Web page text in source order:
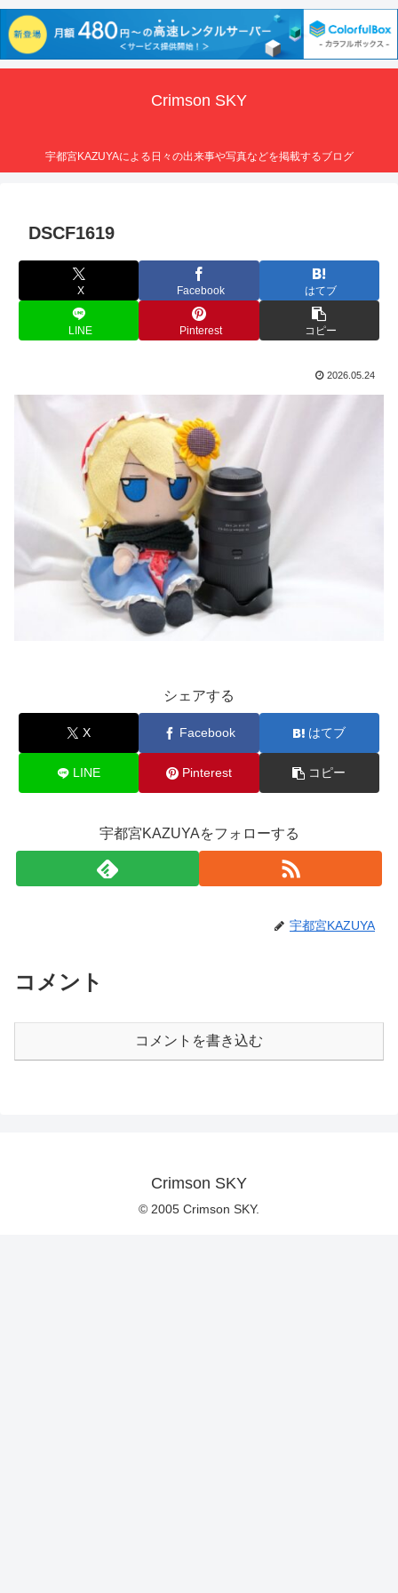
Crimson SKY
宇都宮KAZUYAによる日々の出来事や写真などを掲載するブログ
DSCF1619
X Facebook はてブ
LINE Pinterest コピー
2026.05.24
シェアする
X Facebook はてブ
LINE Pinterest コピー
宇都宮KAZUYAをフォローする
宇都宮KAZUYA
コメント
コメントを書き込む
Crimson SKY
© 2005 Crimson SKY.